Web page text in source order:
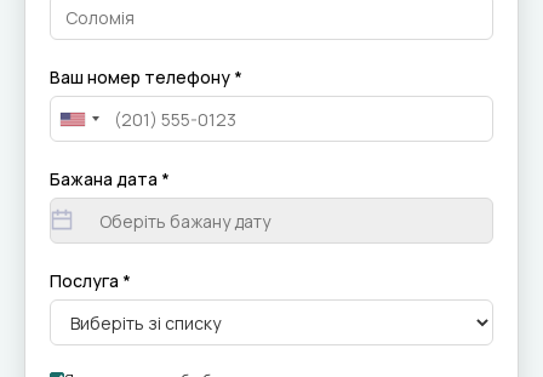
Ваш номер телефону *
Бажана дата *
Послуга *